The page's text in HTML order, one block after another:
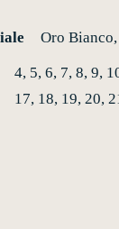
Oro
4, 5, 6, 7, 8, 9,
17, 18, 19, 20,